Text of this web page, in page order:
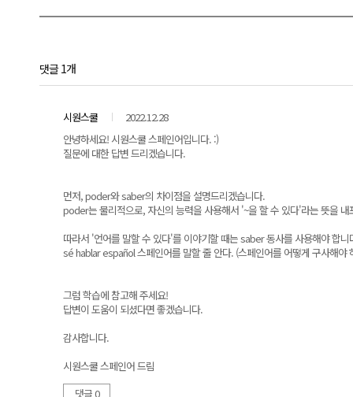
댓글 1개
시원스쿨
2022.12.28
안녕하세요! 시원스쿨 스페인어입니다. :)
질문에 대한 답변 드리겠습니다.
먼저, poder와 saber의 차이점을 설명드리겠습니다.
poder는 물리적으로, 자신의 능력을 사용해서 '~을 할 수 있다'라는 뜻을
따라서 '언어를 말할 수 있다'를 이야기할 때는 saber 동사를 사용해야 합
sé hablar español 스페인어를 말할 줄 안다. (스페인어를 어떻게 구사해야
그럼 학습에 참고해 주세요!
답변이 도움이 되셨다면 좋겠습니다.
감사합니다.
시원스쿨 스페인어 드림
댓글 0